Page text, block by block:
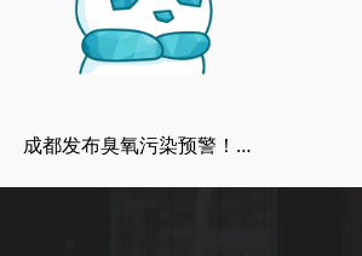
成都发布臭氧污染预警！好好的臭氧咋成了污染物？